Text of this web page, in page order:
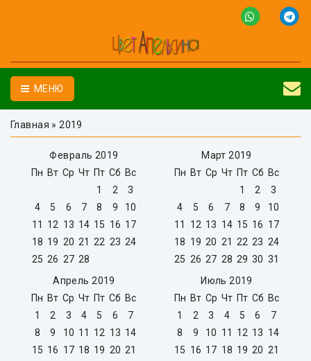
МЕНЮ
Главная »2019
Февраль 2019
Пн Вт Ср Чт Пт Сб Вс
1
2
3
4
5 6 7 8 9
10
11
12 13 14 15 16 17
18 19 20 21 22 23 24
25 26 27 28
Март 2019
Пн Вт Ср Чт Пт Сб Вс
1
2
3
4
5 6 7 8 9
10
11
12 13 14 15 16 17
18 19 20 21 22 23 24
25 26 27 28 29 30 31
Апрель 2019
Пн Вт Ср Чт Пт Сб Вс
1
2 3 4 5 6
7
8
9 10 11 12 13 14
15 16 17 18 19 20 21
Июль 2019
Пн Вт Ср Чт Пт Сб Вс
1
2 3 4 5 6
7
8
9 10 11 12 13 14
15 16 17 18 19 20 21